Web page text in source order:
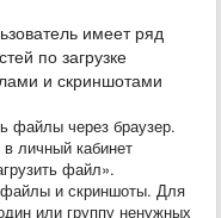
имеет ряд
по загрузке
и скриншотами
файлы через браузер.
личный кабинет
файл».
и скриншоты. Для
или группу ненужных